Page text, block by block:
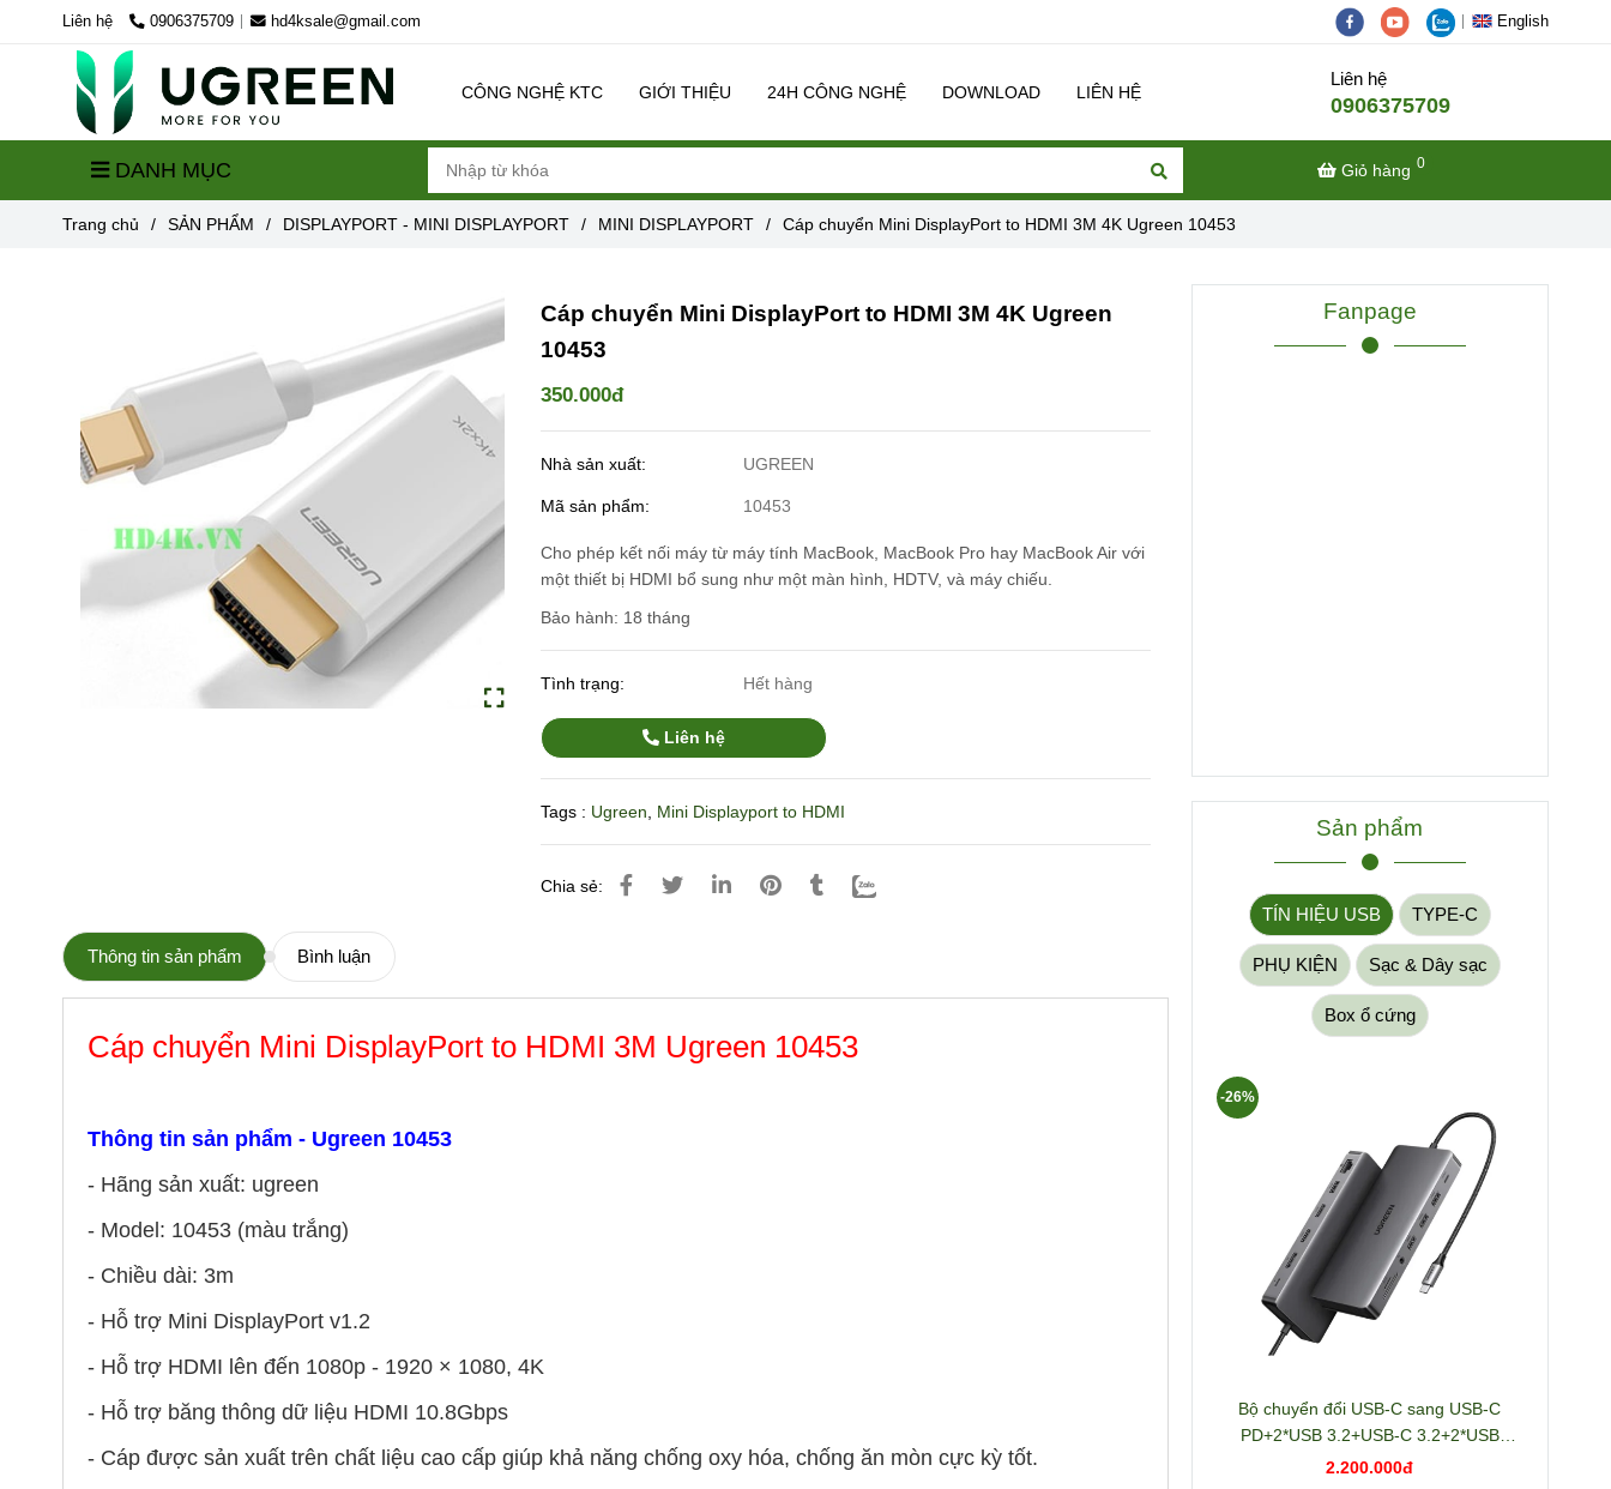
Liên hệ 0906375709 hd4ksale@gmail.com English
CÔNG NGHỆ KTC GIỚI THIỆU 24H CÔNG NGHỆ DOWNLOAD LIÊN HỆ
Liên hệ
0906375709
DANH MỤC Giỏ hàng 0
Trang chủ / SẢN PHẨM / DISPLAYPORT - MINI DISPLAYPORT / MINI DISPLAYPORT / Cáp chuyển Mini DisplayPort to HDMI 3M 4K Ugreen 10453
Cáp chuyển Mini DisplayPort to HDMI 3M 4K Ugreen
10453
350.000đ
Nhà sản xuất: UGREEN
Mã sản phẩm: 10453
Cho phép kết nối máy từ máy tính MacBook, MacBook Pro hay MacBook Air với
một thiết bị HDMI bổ sung như một màn hình, HDTV, và máy chiếu.
Bảo hành: 18 tháng
Tình trạng: Hết hàng
Liên hệ
Tags : Ugreen Mini Displayport to HDMI
Chia sẻ:
Thông tin sản phẩm Bình luận
Cáp chuyển Mini DisplayPort to HDMI 3M Ugreen 10453
Thông tin sản phẩm - Ugreen 10453
- Hãng sản xuất: ugreen
- Model: 10453 (màu trắng)
- Chiều dài: 3m
- Hỗ trợ Mini DisplayPort v1.2
- Hỗ trợ HDMI lên đến 1080p - 1920 × 1080, 4K
- Hỗ trợ băng thông dữ liệu HDMI 10.8Gbps
- Cáp được sản xuất trên chất liệu cao cấp giúp khả năng chống oxy hóa, chống ăn mòn cực kỳ tốt.
Fanpage
Sản phẩm
TÍN HIỆU USB TYPE-C
PHỤ KIỆN Sạc & Dây sạc
Box ổ cứng
Bộ chuyển đổi USB-C sang USB-C
PD+2*USB 3.2+USB-C 3.2+2*USB
3.0+RJ45+2*HDMI+DP+SD/TF+3.5mm
2.200.000đ
-26%